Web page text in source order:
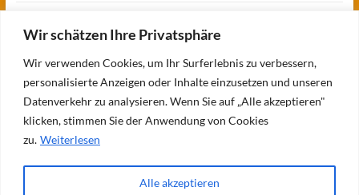
Wir schätzen Ihre Privatsphäre
Wir verwenden Cookies, um Ihr Surferlebnis zu verbessern,
personalisierte Anzeigen oder Inhalte einzusetzen und unseren
Datenverkehr zu analysieren. Wenn Sie auf „Alle akzeptieren"
klicken, stimmen Sie der Anwendung von Cookies
zu. Weiterlesen
Alle akzeptieren
Tansania
UofM
Verbraucherjournalismus
Workshops, Konferenzen & Messen